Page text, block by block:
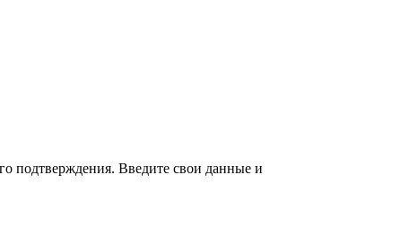
подтверждения. Введите свои данные и